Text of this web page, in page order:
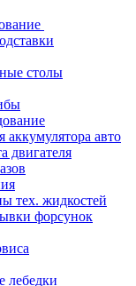
столы
аккумулятора авто
двигателя
тех. жидкостей
форсунок
лебедки